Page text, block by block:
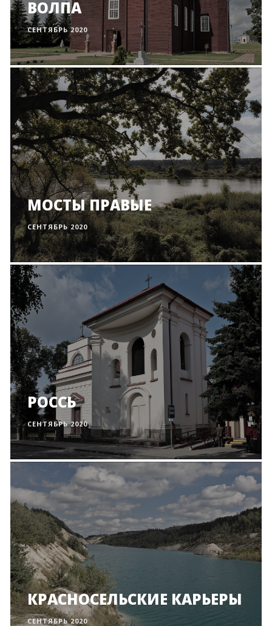
ВОЛПА
СЕНТЯБРЬ 2020
МОСТЫ ПРАВЫЕ
СЕНТЯБРЬ 2020
РОССЬ
СЕНТЯБРЬ 2020
КРАСНОСЕЛЬСКИЕ КАРЬЕРЫ
СЕНТЯБРЬ 2020